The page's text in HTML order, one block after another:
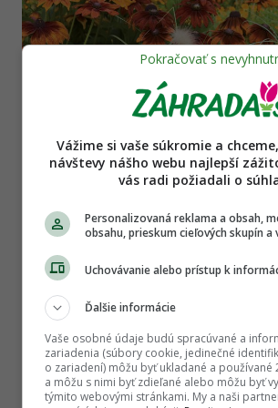
8 top trvaliek neskorého
Vážime si vaše súkromie a
návštevy nášho webu najlepší
vás radi požiadali o
Personalizovaná reklama a obsah,
obsahu, prieskum cieľových skupín a
Uchovávanie alebo prístup k
Ďalšie informácie
Vaše osobné údaje budú spracúvané a
zariadenia (súbory cookie, jedinečné
o zariadení) môžu byť ukladané a používané
a môžu s nimi byť zdieľané alebo môžu byť
týmito webovými stránkami. My a naši